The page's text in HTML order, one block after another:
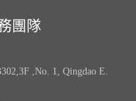
團隊
,No. 1, Qingdao E.